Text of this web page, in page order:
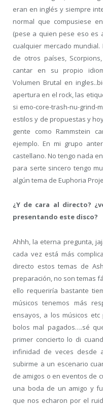
eran en inglés y siempre
normal que compusiese
(pese a quien pese eso es
cualquier mercado
de otros países,
cantar en su propio
Volumen Brutal en
apertura en el rock, las
si emo-core-trash-nu-grind-
estilos y de propuestas y
gente como Rammstein
ejemplo. En mi grupo
castellano. No tengo nada
para serte sincero tengo
algún tema de Euphoria
¿Y de cara al directo?
presentando este disco?
Ahhh, la eterna pregunta,
cada vez está más
directo estos temas de
preparación, no son temas
ello requeriría bastante
músicos tenemos más
ensayos, a los músicos
bolos mal pagados….sé
primer concierto lo di
infinidad de veces desde
subirme a un escenario
de amigos o en eventos de
una boda de un amigo y
que nos echaron por el